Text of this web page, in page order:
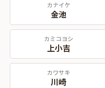
カナイケ
金池
カミコヨシ
上小吉
カワサキ
川崎